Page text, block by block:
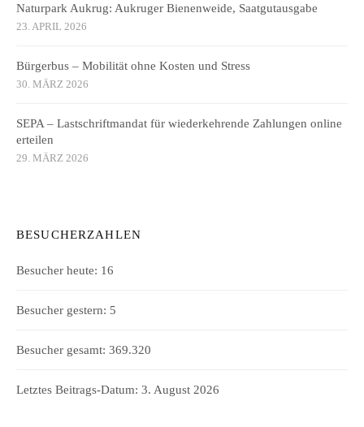
Naturpark Aukrug: Aukruger Bienenweide, Saatgutausgabe
23. APRIL 2026
Bürgerbus – Mobilität ohne Kosten und Stress
30. MÄRZ 2026
SEPA – Lastschriftmandat für wiederkehrende Zahlungen online
erteilen
29. MÄRZ 2026
BESUCHERZAHLEN
Besucher heute: 16
Besucher gestern: 5
Besucher gesamt: 369.320
Letztes Beitrags-Datum: 3. August 2026